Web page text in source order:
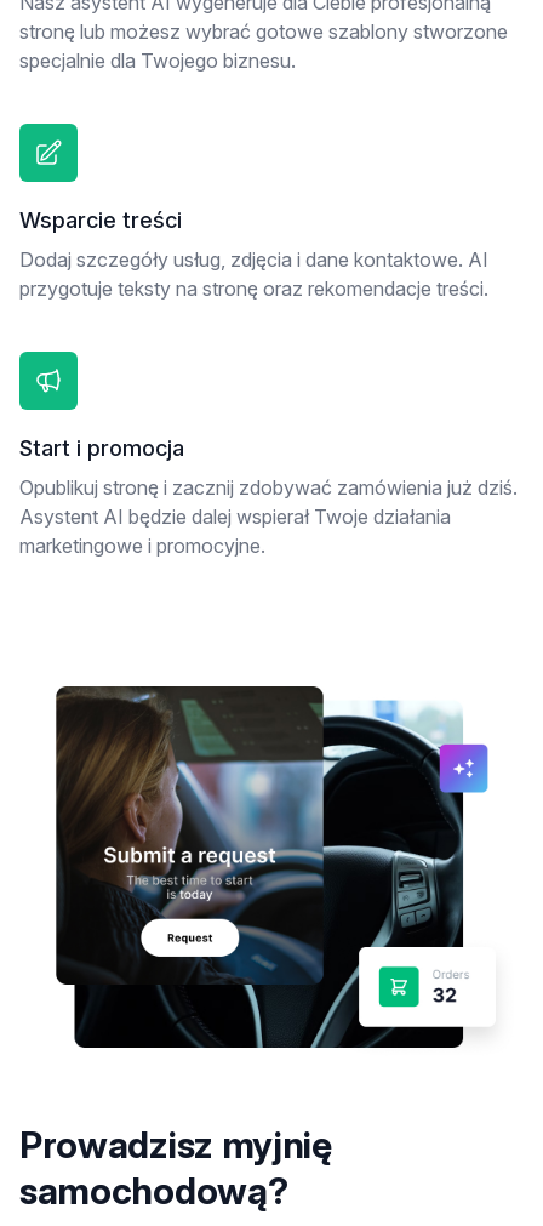
stronę lub możesz wybrać gotowe szablony stworzone
specjalnie dla Twojego biznesu.
Wsparcie treści
Dodaj szczegóły usług, zdjęcia i dane kontaktowe. AI
przygotuje teksty na stronę oraz rekomendacje treści.
Start i promocja
Opublikuj stronę i zacznij zdobywać zamówienia już dziś.
Asystent AI będzie dalej wspierał Twoje działania
marketingowe i promocyjne.
Prowadzisz myjnię
samochodową?